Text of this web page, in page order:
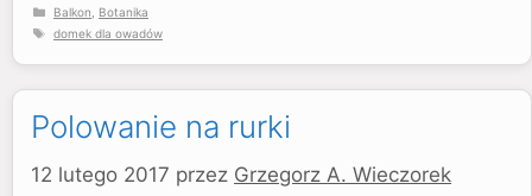
Kategorie
Balkon
Botanika
Tagi
domek dla owadów
Polowanie na rurki
12 lutego 2017 przez Grzegorz A. Wieczorek